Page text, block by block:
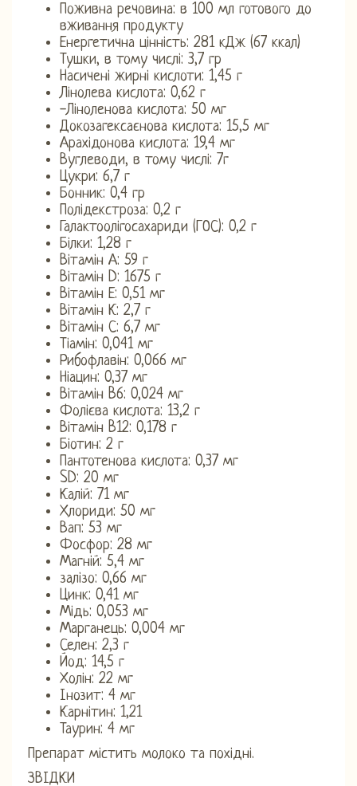
Поживна речовина: в 100 мл готового до
вживання продукту
Енергетична цінність: 281 кДж (67 ккал)
Тушки, в тому числі: 3,7 гр
Насичені жирні кислоти: 1,45 г
Лінолева кислота: 0,62 г
-Ліноленова кислота: 50 мг
Докозагексаєнова кислота: 15,5 мг
Арахідонова кислота: 19,4 мг
Вуглеводи, в тому числі: 7г
Цукри: 6,7 г
Бонник: 0,4 гр
Полідекстроза: 0,2 г
Галактоолігосахариди (ГОС): 0,2 г
Білки: 1,28 г
Вітамін А: 59 г
Вітамін D: 1675 г
Вітамін Е: 0,51 мг
Вітамін К: 2,7 г
Вітамін С: 6,7 мг
Тіамін: 0,041 мг
Рибофлавін: 0,066 мг
Ніацин: 0,37 мг
Вітамін B6: 0,024 мг
Фолієва кислота: 13,2 г
Вітамін B12: 0,178 г
Біотин: 2 г
Пантотенова кислота: 0,37 мг
SD: 20 мг
Калій: 71 мг
Хлориди: 50 мг
Вап: 53 мг
Фосфор: 28 мг
Магній: 5,4 мг
залізо: 0,66 мг
Цинк: 0,41 мг
Мідь: 0,053 мг
Марганець: 0,004 мг
Селен: 2,3 г
Йод: 14,5 г
Холін: 22 мг
Інозит: 4 мг
Карнітин: 1,21
Таурин: 4 мг
Препарат містить молоко та похідні.
ЗВІДКИ